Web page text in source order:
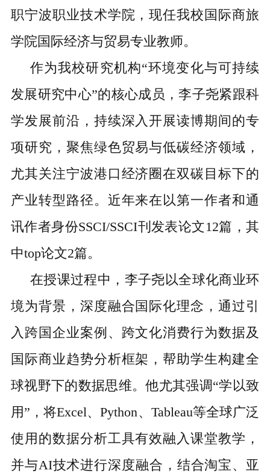
职宁波职业技术学院，现任我校国际商旅
学院国际经济与贸易专业教师。
作为我校研究机构“环境变化与可持续
发展研究中心”的核心成员，李子尧紧跟科
学发展前沿，持续深入开展读博期间的专
项研究，聚焦绿色贸易与低碳经济领域，
尤其关注宁波港口经济圈在双碳目标下的
产业转型路径。近年来在以第一作者和通
讯作者身份SSCI/SSCI刊发表论文12篇，其
中top论文2篇。
在授课过程中，李子尧以全球化商业环
境为背景，深度融合国际化理念，通过引
入跨国企业案例、跨文化消费行为数据及
国际商业趋势分析框架，帮助学生构建全
球视野下的数据思维。他尤其强调“学以致
用”，将Excel、Python、Tableau等全球广泛
使用的数据分析工具有效融入课堂教学，
并与AI技术进行深度融合，结合淘宝、亚